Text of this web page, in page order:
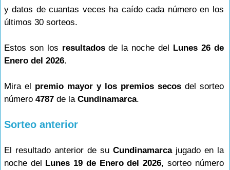
y datos de cuantas veces ha caído cada número en los
últimos 30 sorteos.
Estos son los resultadosde la noche del Lunes 26 de
Enero del 2026.
Mira el premio mayor y los premios secosdel sorteo
número 4787 de la Cundinamarca.
Sorteo anterior
El resultado anterior de su Cundinamarcajugado en la
noche del Lunes 19 de Enero del 2026, sorteo número